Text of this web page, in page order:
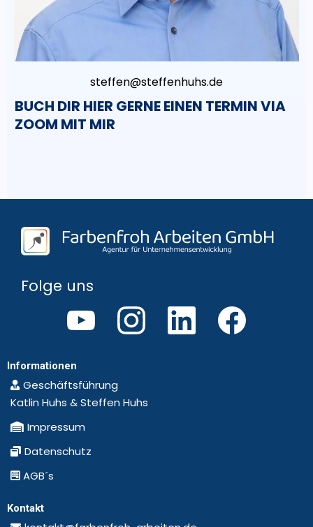
steffen@steffenhuhs.de
BUCH DIR HIER GERNE EINEN TERMIN VIA
ZOOM MIT MIR
Folge uns
Informationen
Geschäftsführung
Katlin Huhs & Steffen Huhs
Impressum
Datenschutz
AGB´s
Kontakt